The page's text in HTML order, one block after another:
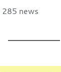
285 news